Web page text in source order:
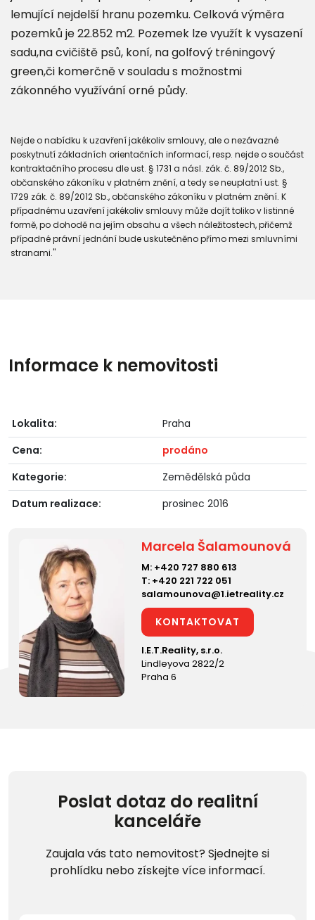
lemující nejdelší hranu pozemku. Celková výměra
pozemků je 22.852 m2. Pozemek lze využít k vysazení
sadu,na cvičiště psů, koní, na golfový tréningový
green,či komerčně v souladu s možnostmi
zákonného využívání orné půdy.
Nejde o nabídku k uzavření jakékoliv smlouvy, ale o nezávazné
poskytnutí základních orientačních informací, resp. nejde o součást
kontraktačního procesu dle ust. § 1731 a násl. zák. č. 89/2012 Sb.,
občanského zákoníku v platném znění, a tedy se neuplatní ust. §
1729 zák. č. 89/2012 Sb., občanského zákoníku v platném znění. K
případnému uzavření jakékoliv smlouvy může dojít toliko v listinné
formě, po dohodě na jejím obsahu a všech náležitostech, přičemž
případné právní jednání bude uskutečněno přímo mezi smluvními
stranami."
Informace k nemovitosti
Lokalita:
Praha
Cena:
prodáno
Kategorie:
Zemědělská půda
Datum realizace:
prosinec 2016
Marcela Šalamounová
M: +420 727 880 613
T: +420 221 722 051
salamounova@1.ietreality.cz
KONTAKTOVAT
I.E.T.Reality, s.r.o.
Lindleyova 2822/2
Praha 6
Poslat dotaz do realitní
kanceláře
Zaujala vás tato nemovitost? Sjednejte si
prohlídku nebo získejte více informací.